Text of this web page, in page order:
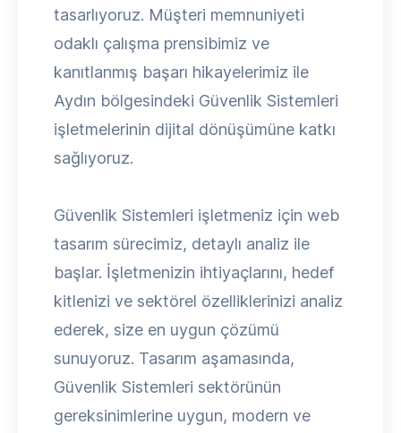
tasarlıyoruz. Müşteri memnuniyeti
odaklı çalışma prensibimiz ve
kanıtlanmış başarı hikayelerimiz ile
Aydın bölgesindeki Güvenlik Sistemleri
işletmelerinin dijital dönüşümüne katkı
sağlıyoruz.
Güvenlik Sistemleri işletmeniz için web
tasarım sürecimiz, detaylı analiz ile
başlar. İşletmenizin ihtiyaçlarını, hedef
kitlenizi ve sektörel özelliklerinizi analiz
ederek, size en uygun çözümü
sunuyoruz. Tasarım aşamasında,
Güvenlik Sistemleri sektörünün
gereksinimlerine uygun, modern ve